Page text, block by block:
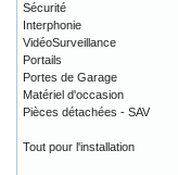
Sécurité
Interphonie
VidéoSurveillance
Portails
Portes de Garage
Matériel d'occasion
Pièces détachées - SAV
Tout pour l'installation